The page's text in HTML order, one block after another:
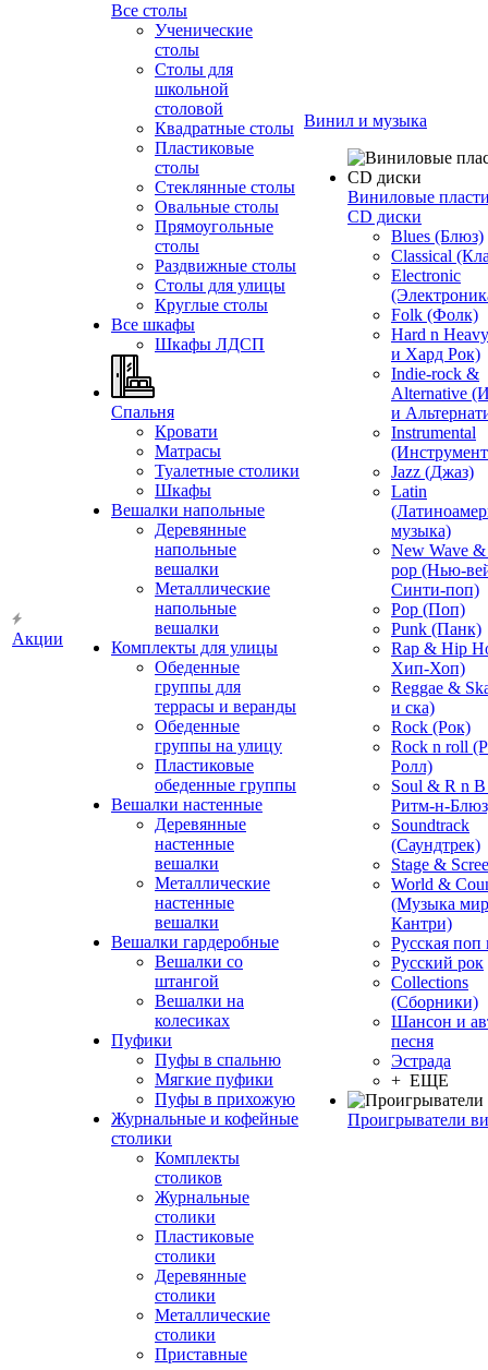
Акции
Все столы
Ученические
столы
Столы для
школьной
столовой
Квадратные столы
Пластиковые
столы
Стеклянные столы
Овальные столы
Прямоугольные
столы
Раздвижные столы
Столы для улицы
Круглые столы
Все шкафы
Шкафы ЛДСП
Спальня
Кровати
Матрасы
Туалетные столики
Шкафы
Вешалки напольные
Деревянные
напольные
вешалки
Металлические
напольные
вешалки
Комплекты для улицы
Обеденные
группы для
террасы и веранды
Обеденные
группы на улицу
Пластиковые
обеденные группы
Вешалки настенные
Деревянные
настенные
вешалки
Металлические
настенные
вешалки
Вешалки гардеробные
Вешалки со
штангой
Вешалки на
колесиках
Пуфики
Пуфы в спальню
Мягкие пуфики
Пуфы в прихожую
Журнальные и кофейные
столики
Комплекты
столиков
Журнальные
столики
Пластиковые
столики
Деревянные
столики
Металлические
столики
Приставные
Винил и музыка
Виниловые
CD диски
Blues (Блюз)
Classical
Electronic
Folk (Фолк)
Hard n
и Хард Рок)
Indie-rock &
Alternative
и
Instrumental
Jazz (Джаз)
Latin
музыка)
New Wave
pop (Нью-
Синти-поп)
Pop (Поп)
Punk (Панк)
Rap & Hip
Хип-Хоп)
Reggae &
и ска)
Rock (Рок)
Rock n roll
Ролл)
Soul & R n
Ритм-н-
Soundtrack
(Саундтрек)
Stage &
World &
(Музыка
Кантри)
Русская поп
Русский рок
Сollections
(Сборники)
Шансон и
песня
Эстрада
+ ЕЩЕ
Проигрыватели